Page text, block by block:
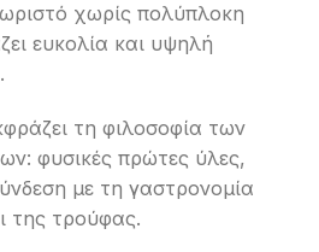
χωρίς πολύπλοκη
ευκολία και υψηλή
τη φιλοσοφία των
φυσικές πρώτες ύλες,
με τη γαστρονομία
της τρούφας.